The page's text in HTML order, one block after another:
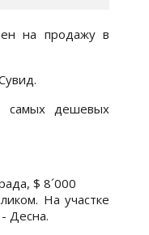
на продажу в
самых дешевых
$ 8´000
На участке
Десна.